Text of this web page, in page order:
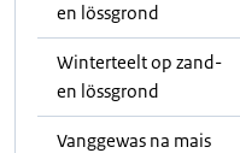
en lössgrond
Winterteelt op zand-
en lössgrond
Vanggewas na mais